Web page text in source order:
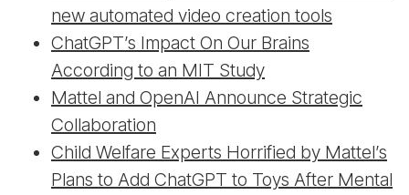
new automated video creation tools
ChatGPT’s Impact On Our Brains
According to an MIT Study
Mattel and OpenAI Announce Strategic
Collaboration
Child Welfare Experts Horrified by Mattel’s
Plans to Add ChatGPT to Toys After Mental